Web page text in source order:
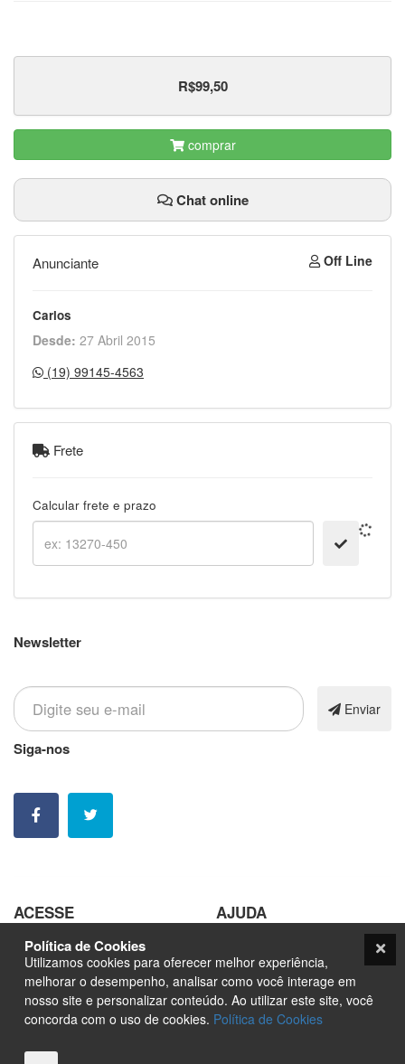
R$99,50
comprar
Chat online
Anunciante Off Line
Carlos
Desde: 27 Abril 2015
(19) 99145-4563
Frete
Calcular frete e prazo
Newsletter
Enviar
Siga-nos
ACESSE
Pedir Arte
Sobre
Marketplace
Nfts
AJUDA
Seja um Fornecedor
Orçamento
Blog
Política de Cookies
Utilizamos cookies para oferecer melhor experiência,
melhorar o desempenho, analisar como você interage em
nosso site e personalizar conteúdo. Ao utilizar este site, você
concorda com o uso de cookies. Política de Cookies